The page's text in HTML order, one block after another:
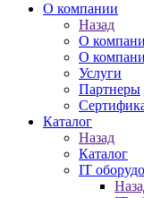
О компании
Назад
О
О
Услуги
Партнеры
Каталог
Назад
Каталог
IT